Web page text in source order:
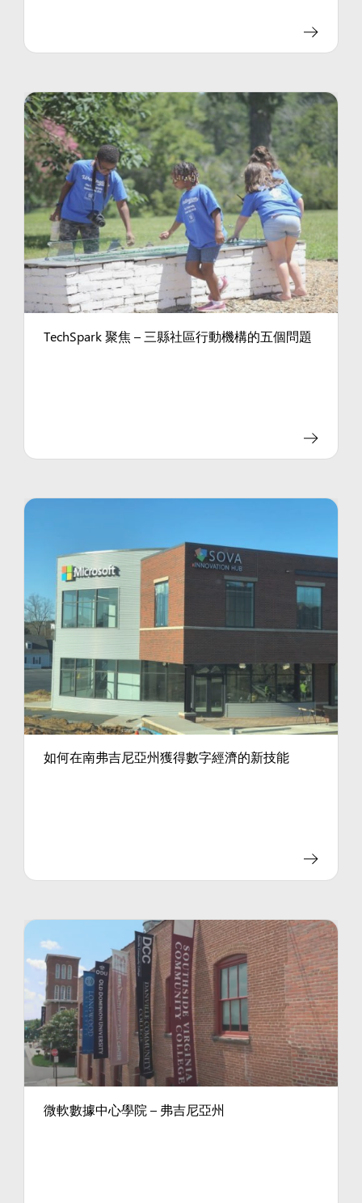
TechSpark 聚焦 – 三縣社區行動機構的五個問題
如何在南弗吉尼亞州獲得數字經濟的新技能
微軟數據中心學院 – 弗吉尼亞州